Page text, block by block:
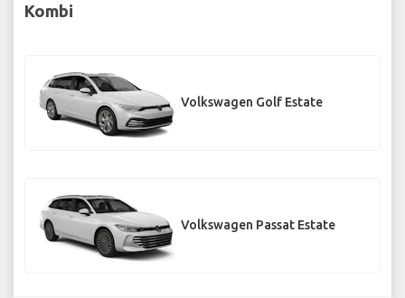
Kombi
Volkswagen Golf Estate
Volkswagen Passat Estate